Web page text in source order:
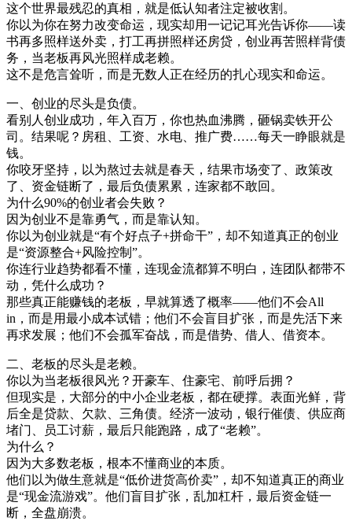
这个世界最残忍的真相，就是低认知者注定被收割。
你以为你在努力改变命运，现实却用一记记耳光告诉你——读
书再多照样送外卖，打工再拼照样还房贷，创业再苦照样背债
务，当老板再风光照样成老赖。
这不是危言耸听，而是无数人正在经历的扎心现实和命运。
一、创业的尽头是负债。
看别人创业成功，年入百万，你也热血沸腾，砸锅卖铁开公
司。结果呢？房租、工资、水电、推广费……每天一睁眼就是
钱。
你咬牙坚持，以为熬过去就是春天，结果市场变了、政策改
了、资金链断了，最后负债累累，连家都不敢回。
为什么90%的创业者会失败？
因为创业不是靠勇气，而是靠认知。
你以为创业就是“有个好点子+拼命干”，却不知道真正的创业
是“资源整合+风险控制”。
你连行业趋势都看不懂，连现金流都算不明白，连团队都带不
动，凭什么成功？
那些真正能赚钱的老板，早就算透了概率——他们不会All
in，而是用最小成本试错；他们不会盲目扩张，而是先活下来
再求发展；他们不会孤军奋战，而是借势、借人、借资本。
二、老板的尽头是老赖。
你以为当老板很风光？开豪车、住豪宅、前呼后拥？
但现实是，大部分的中小企业老板，都在硬撑。表面光鲜，背
后全是贷款、欠款、三角债。经济一波动，银行催债、供应商
堵门、员工讨薪，最后只能跑路，成了“老赖”。
为什么？
因为大多数老板，根本不懂商业的本质。
他们以为做生意就是“低价进货高价卖”，却不知道真正的商业
是“现金流游戏”。他们盲目扩张，乱加杠杆，最后资金链一
断，全盘崩溃。